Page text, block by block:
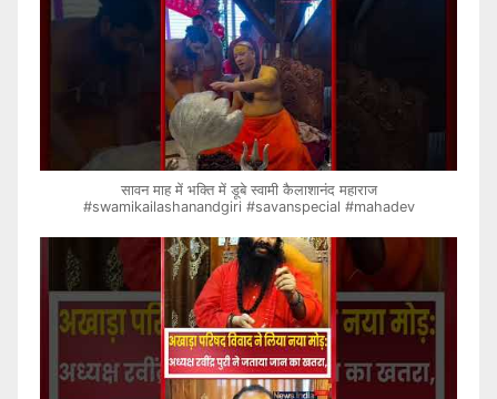
सावन माह में भक्ति में डूबे स्वामी कैलाशानंद महाराज
#swamikailashanandgiri #savanspecial #mahadev